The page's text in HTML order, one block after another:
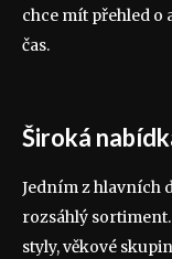
chce mít přehled o
čas.
Široká
Jedním z hlavních
rozsáhlý
styly, věkové